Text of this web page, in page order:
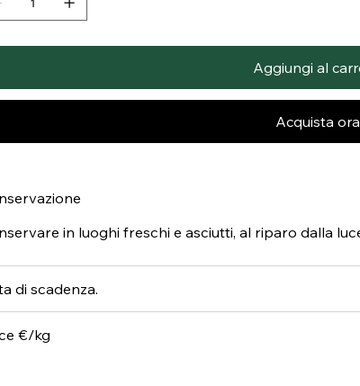
Aggiungi al
Acquista ora
in luoghi freschi e asciutti, al riparo dalla
di scadenza.
€/kg